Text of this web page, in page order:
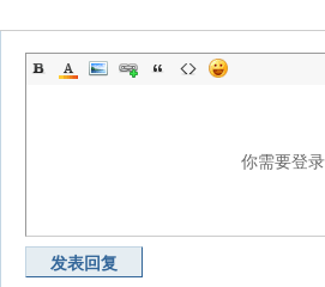
你需要登
发表回复